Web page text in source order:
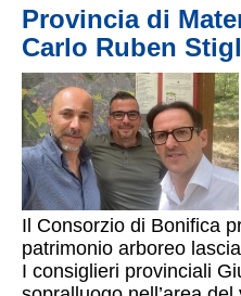
Provincia di
Carlo Ruben
Il Consorzio di Bonifica
patrimonio arboreo
I consiglieri provinciali